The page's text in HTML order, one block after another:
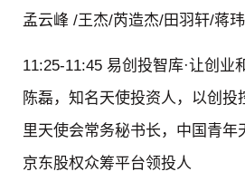
孟云峰 /王杰/芮造杰/田羽轩/蒋
11:25-11:45 易创投智库·让创业
陈磊，知名天使投资人，以创投
里天使会常务秘书长，中国青年
京东股权众筹平台领投人